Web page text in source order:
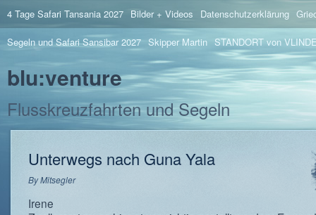
4 Tage Safari Tansania 2027 Bilder + Videos Datenschutzerklärung
Segeln und Safari Sansibar 2027 Skipper Martin STANDORT von
blu:venture
Flusskreuzfahrten und Segeln
Unterwegs nach Guna Yala
ByMitsegler
Irene